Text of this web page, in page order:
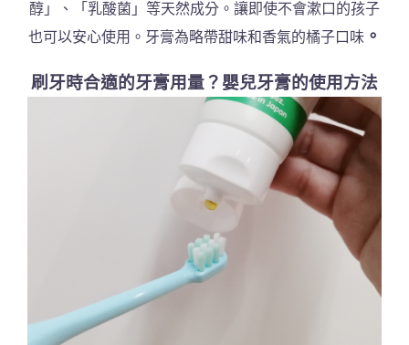
醇」、「乳酸菌」等天然成分。讓即使不會漱口的孩子
也可以安心使用。牙膏為略帶甜味和香氣的橘子口味。
刷牙時合適的牙膏用量？嬰兒牙膏的使用方法